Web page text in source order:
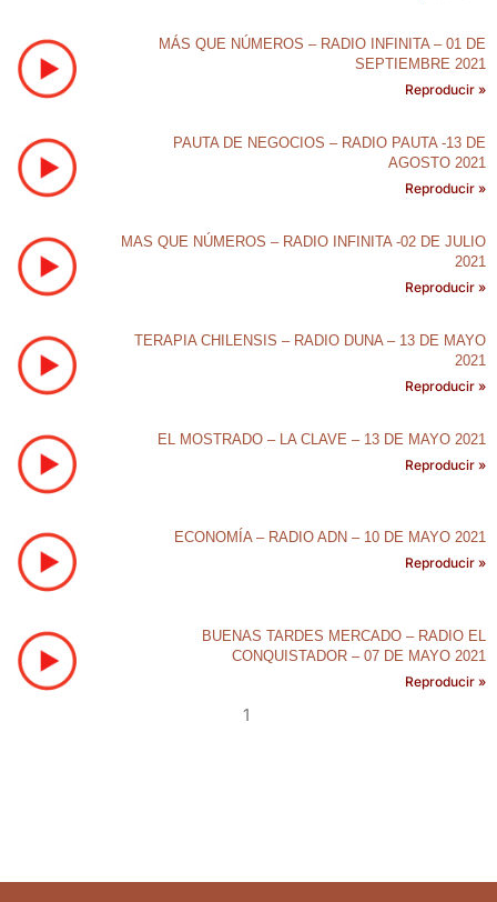
MÁS QUE NÚMEROS – RADIO INFINITA – 01 DE
SEPTIEMBRE 2021
Reproducir »
PAUTA DE NEGOCIOS – RADIO PAUTA -13 DE
AGOSTO 2021
Reproducir »
MAS QUE NÚMEROS – RADIO INFINITA -02 DE JULIO
2021
Reproducir »
TERAPIA CHILENSIS – RADIO DUNA – 13 DE MAYO
2021
Reproducir »
EL MOSTRADO – LA CLAVE – 13 DE MAYO 2021
Reproducir »
ECONOMÍA – RADIO ADN – 10 DE MAYO 2021
Reproducir »
BUENAS TARDES MERCADO – RADIO EL
CONQUISTADOR – 07 DE MAYO 2021
Reproducir »
1